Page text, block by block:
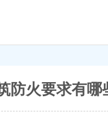
防火要求有哪